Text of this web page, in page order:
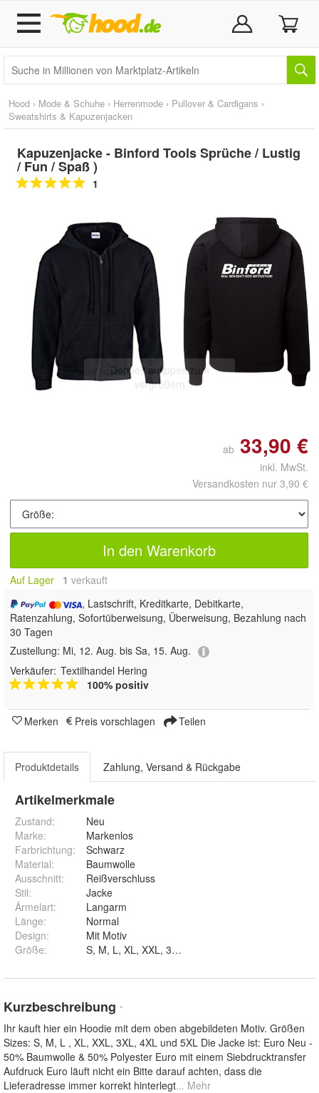
Hood › Mode & Schuhe › Herrenmode › Pullover & Cardigans ›
Sweatshirts & Kapuzenjacken
Kapuzenjacke - Binford Tools Sprüche / Lustig
/ Fun / Spaß )
1
Doppelt antippen zum
vergrößern
ab 33,90 €
inkl. MwSt.
Versandkosten nur 3,90 €
In den Warenkorb
Auf Lager 1 verkauft
, Lastschrift, Kreditkarte, Debitkarte,
Ratenzahlung, Sofortüberweisung, Überweisung, Bezahlung nach
30 Tagen
Zustellung: Mi, 12. Aug. bis Sa, 15. Aug.
Verkäufer: Textilhandel Hering
100% positiv
Merken Preis vorschlagen Teilen
Produktdetails Zahlung, Versand & Rückgabe
Artikelmerkmale
Zustand:
Neu
Marke:
Markenlos
Farbrichtung:
Schwarz
Material:
Baumwolle
Ausschnitt:
Reißverschluss
Stil:
Jacke
Ärmelart:
Langarm
Länge:
Normal
Design:
Mit Motiv
Größe:
Kurzbeschreibung *
Ihr kauft hier ein Hoodie mit dem oben abgebildeten Motiv. Größen
Sizes: S, M, L , XL, XXL, 3XL, 4XL und 5XL Die Jacke ist: Euro Neu -
50% Baumwolle & 50% Polyester Euro mit einem Siebdrucktransfer
Aufdruck Euro läuft nicht ein Bitte darauf achten, dass die
Lieferadresse immer korrekt hinterlegt... Mehr